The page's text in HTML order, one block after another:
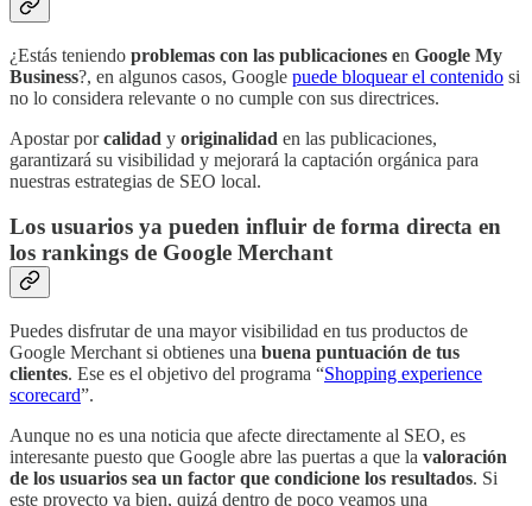
¿Estás teniendo problemas con las publicaciones en Google My
Business?, en algunos casos, Google puede bloquear el contenido si
no lo considera relevante o no cumple con sus directrices.
Apostar porcalidad y originalidad en las publicaciones,
garantizará su visibilidad y mejorará la captación orgánica para
nuestras estrategias de SEO local.
Los usuarios ya pueden influir de forma directa en
los rankings de Google Merchant
Puedes disfrutar de una mayor visibilidad en tus productos de
Google Merchant si obtienes una buena puntuación de tus
clientes. Ese es el objetivo del programa “Shopping experience
scorecard”.
Aunque no es una noticia que afecte directamente al SEO, es
interesante puesto que Google abre las puertas a que la valoración
de los usuarios sea un factor que condicione los resultados. Si
este proyecto va bien, quizá dentro de poco veamos una